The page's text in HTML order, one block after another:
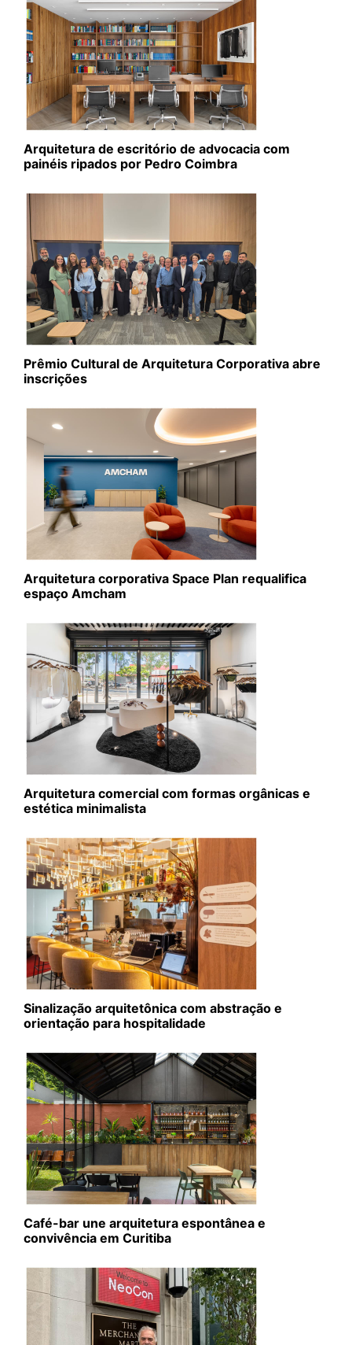
Arquitetura de escritório de advocacia com
painéis ripados por Pedro Coimbra
Prêmio Cultural de Arquitetura Corporativa abre
inscrições
Arquitetura corporativa Space Plan requalifica
espaço Amcham
Arquitetura comercial com formas orgânicas e
estética minimalista
Sinalização arquitetônica com abstração e
orientação para hospitalidade
Café-bar une arquitetura espontânea e
convivência em Curitiba